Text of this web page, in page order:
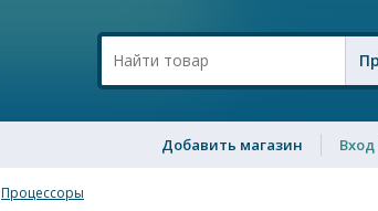
Добавить магазин
Процессоры